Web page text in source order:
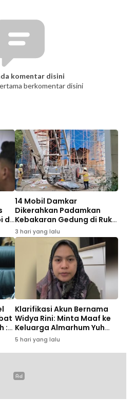
komentar disini
berkomentar disini
di
14 Mobil Damkar
Dikerahkan Padamkan
Kebakaran Gedung di Ruko
Central Cikini
3 hari yang lalu
:
Klarifikasi Akun Bernama
Widya Rini: Minta Maaf ke
Keluarga Almarhum Yuh
Rizal dan Instansi
5 hari yang lalu